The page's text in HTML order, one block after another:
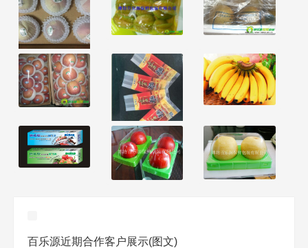
百乐源近期合作客户展示(图文)